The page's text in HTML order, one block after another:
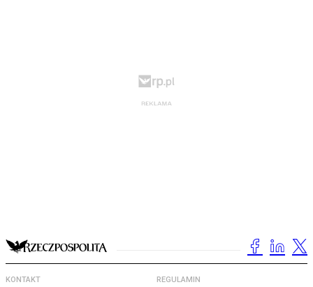
KONTAKT REGULAMIN